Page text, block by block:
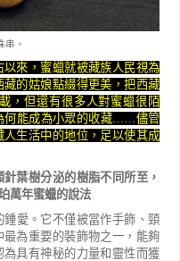
串。
來，蜜蠟就被藏族人民視為
的姑娘點綴得更美，把西藏
，但還有很多人對蜜蠟很陌
何能成為小眾的收藏
儘管
生活中的地位，足以使其成
葉樹分泌的樹脂不同所至，
萬年蜜蠟的說法
愛。它不僅被當作手飾、頸
為重要的裝飾物之一，能夠
具有神秘的力量和靈性而獲